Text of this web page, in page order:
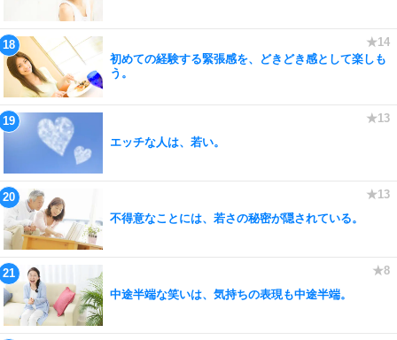
初めての経験する緊張感を、どきどき感として楽しも
う。
エッチな人は、若い。
不得意なことには、若さの秘密が隠されている。
中途半端な笑いは、気持ちの表現も中途半端。